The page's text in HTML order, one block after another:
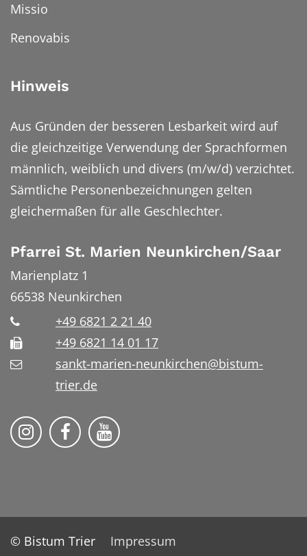
Missio
Renovabis
Hinweis
Aus Gründen der besseren Lesbarkeit wird auf
die gleichzeitige Verwendung der Sprachformen
männlich, weiblich und divers (m/w/d) verzichtet.
Sämtliche Personenbezeichnungen gelten
gleichermaßen für alle Geschlechter.
Pfarrei St. Marien Neunkirchen/Saar
Marienplatz 1
66538 Neunkirchen
+49 6821 2 21 40
+49 6821 14 01 17
sankt-marien-neunkirchen@bistum-
trier.de
Bistum Trier auf Instragram
Die Pfarrei auf Facebook
Die Pfarrei auf YouTube
© Bistum Trier
Impressum